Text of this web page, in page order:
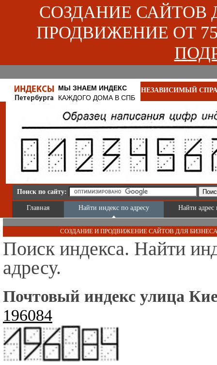
СОЗДАНИЕ САЙТОВ
ПРОДВИЖЕНИЕ ОТ
МЫ ЗНАЕМ ИНДЕКС
КАЖДОГО ДОМА В СПБ
НЕЗАВИСИМЫЙ
Поиск по сайту:
Главная Найти индекс по адресу Найти адрес
СОЗДАНИЕ И ПРОДВИЖЕНИЕ САЙТОВ ДЛЯ
Поиск индекса. Найти
адресу.
Почтовый индекс улица
196084